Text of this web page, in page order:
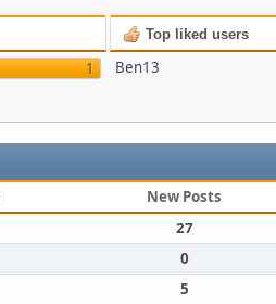
1
Top liked users
Ben13
New Posts
27
0
5